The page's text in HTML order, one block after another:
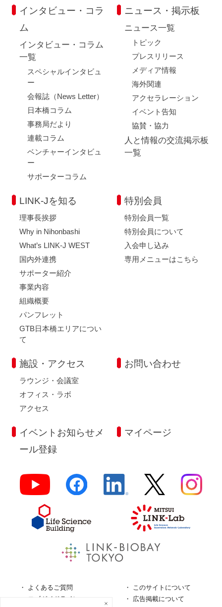
インタビュー・コラ
ム
インタビュー・コラム
一覧
スペシャルインタビュ
ー
会報誌（News Letter）
日本橋コラム
事務局だより
連載コラム
ベンチャーインタビュ
ー
サポーターコラム
ニュース・掲示板
ニュース一覧
トピック
プレスリリース
メディア情報
海外関連
アクセラレーション
イベント告知
協賛・協力
人と情報の交流掲示板
一覧
LINK-Jを知る
理事長挨拶
Why in Nihonbashi
What’s LINK-J WEST
国内外連携
サポーター紹介
事業内容
組織概要
パンフレット
GTB日本橋エリアについ
て
特別会員
特別会員一覧
特別会員について
入会申し込み
専用メニューはこちら
施設・アクセス
ラウンジ・会議室
オフィス・ラボ
アクセス
お問い合わせ
イベントお知らせメ
ール登録
マイページ
よくあるご質問
このサイトについて
ロゴガイドライン
広告掲載について